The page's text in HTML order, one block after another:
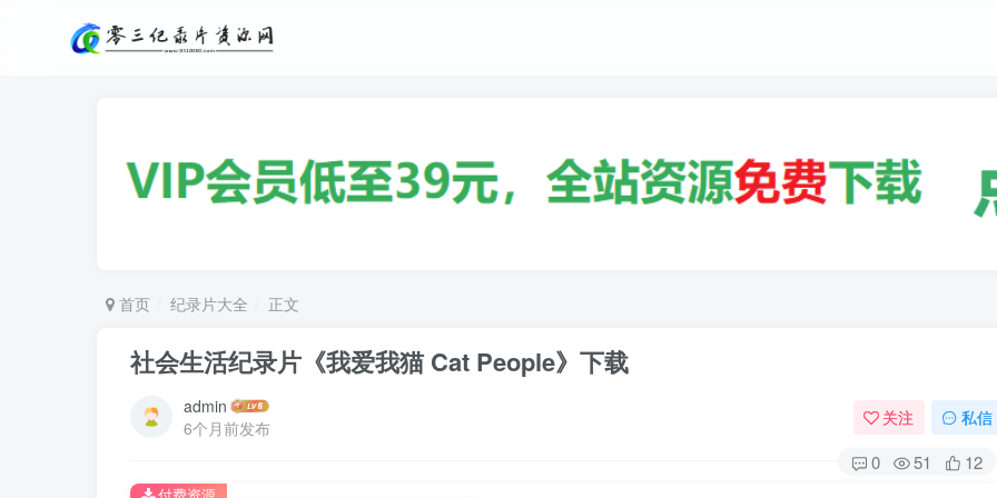
首页 纪录片大全 正文
社会生活纪录片《我爱我猫 Cat People》下载
admin
6个月前发布
关注 私信
0 51 12